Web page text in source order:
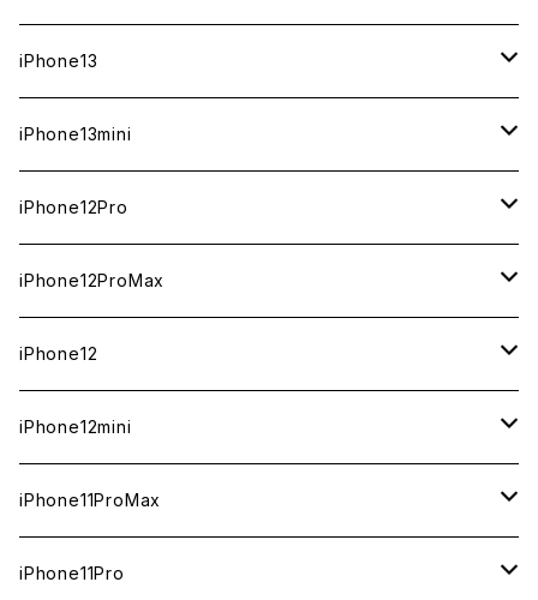
中古（整備済み）
中古（整備済み）
新品
中古（整備済み）
中古（整備済み）
新品
中古（整備済み）
中古（整備済み）
新品
中古（整備済み）
512GB
新品
中古（整備済み）
新品
中古（整備済み）
512GB
新品
中古（整備済み）
256GB
新品
中古（整備済み）
128GB
新品
中古（整備済み）
1TB
新品
中古（整備済み）
512GB
新品
中古（整備済み）
256GB
新品
中古（整備済み）
128GB
新品
中古（整備済み）
iPhone13
512GB
新品
中古（整備済み）
256GB
新品
中古（整備済み）
128GB
新品
中古（整備済み）
iPhone13mini
512GB
新品
中古（整備済み）
256GB
新品
中古（整備済み）
128GB
新品
中古（整備済み）
iPhone12Pro
128GB
新品
中古（整備済み）
256GB
新品
中古（整備済み）
512GB
新品
中古（整備済み）
iPhone12ProMax
512GB
新品
中古（整備済み）
256GB
新品
中古（整備済み）
128GB
新品
iPhone12
256GB
新品
中古（整備済み）
128GB
新品
64GB
iPhone12mini
256GB
新品
128GB
iPhone11ProMax
512GB
iPhone11Pro